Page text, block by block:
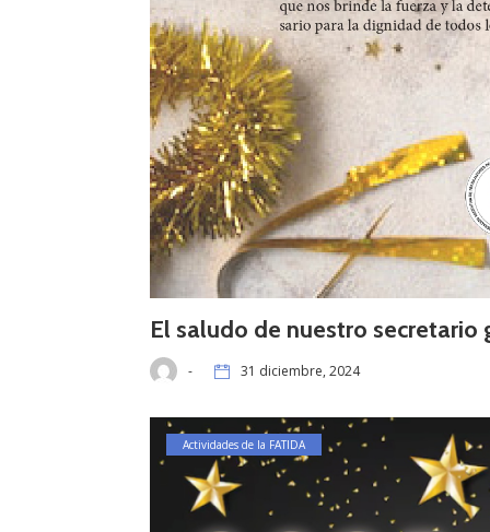
El saludo de nuestro secretario
- 31 diciembre, 2024
Actividades de la FATIDA